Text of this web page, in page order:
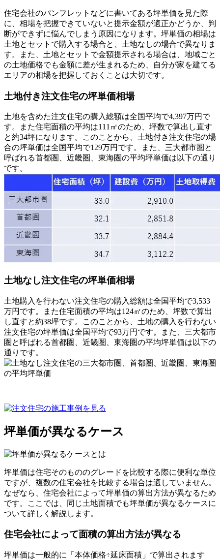
住宅会社のパンフレットなどに書いてある坪単価を見た際
に、相場を把握できていないと提示金額が適正かどうか、判
断ができずに悩んでしまう原因になります。坪単価の相場は
土地とセットで購入する場合と、土地なしの場合で異なりま
す。また、土地とセットで金額提示される場合は、地域ごと
の土地価格でも金額に差が生まれるため、自分が家を建てる
エリアの相場を把握しておくことは大切です。
土地付き注文住宅の坪単価相場
土地を含めた注文住宅の購入総額は全国平均で4,397万円で
す。また住宅面積の平均は111㎡のため、坪数で算出し直す
と約34坪になります。このことから、土地付き注文住宅の場
合の坪単価は全国平均で129万円です。また、三大都市圏と
呼ばれる首都圏、近畿圏、東海圏の平均坪単価は以下の通り
です。
土地なし注文住宅の坪単価相場
土地購入を行わない注文住宅の購入総額は全国平均で3,533
万円です。また住宅面積の平均は124㎡のため、坪数で算出
し直すと約38坪です。このことから、土地の購入を行わない
注文住宅の坪単価は全国平均で93万円です。また、三大都市
圏と呼ばれる首都圏、近畿圏、東海圏の平均坪単価は以下の
通りです。
坪単価が異なるケース
坪単価は住宅そのもののグレードを比較する際に便利な単位
ですが、複数の住宅会社を比較する場合は適していません。
なぜなら、住宅会社によって坪単価の算出方法が異なるため
です。ここでは、同じ土地面積でも坪単価が異なるケースに
ついて詳しく解説します。
住宅会社によって面積の算出方法が異なる
坪単価は一般的に「本体価格÷延床面積」で算出されます